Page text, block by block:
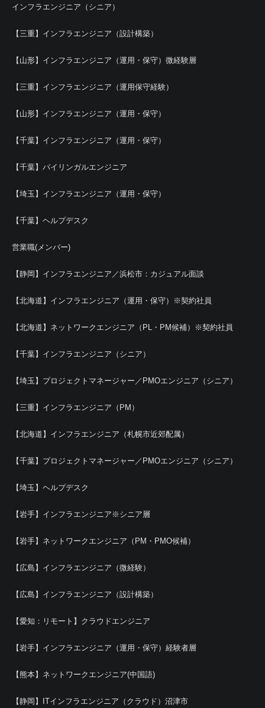
インフラエンジニア（シニア）
【三重】インフラエンジニア（設計構築）
【山形】インフラエンジニア（運用・保守）微経験層
【三重】インフラエンジニア（運用保守経験）
【山形】インフラエンジニア（運用・保守）
【千葉】インフラエンジニア（運用・保守）
【千葉】バイリンガルエンジニア
【埼玉】インフラエンジニア（運用・保守）
【千葉】ヘルプデスク
営業職(メンバー)
【静岡】インフラエンジニア／浜松市：カジュアル面談
【北海道】インフラエンジニア（運用・保守）※契約社員
【北海道】ネットワークエンジニア（PL・PM候補）※契約社員
【千葉】インフラエンジニア（シニア）
【埼玉】プロジェクトマネージャー／PMOエンジニア（シニア）
【三重】インフラエンジニア（PM）
【北海道】インフラエンジニア（札幌市近郊配属）
【千葉】プロジェクトマネージャー／PMOエンジニア（シニア）
【埼玉】ヘルプデスク
【岩手】インフラエンジニア※シニア層
【岩手】ネットワークエンジニア（PM・PMO候補）
【広島】インフラエンジニア（微経験）
【広島】インフラエンジニア（設計構築）
【愛知：リモート】クラウドエンジニア
【岩手】インフラエンジニア（運用・保守）経験者層
【熊本】ネットワークエンジニア(中国語)
【静岡】ITインフラエンジニア（クラウド）沼津市